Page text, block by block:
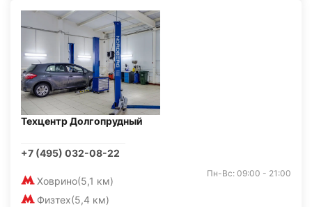
Техцентр Долгопрудный
+7 (495) 032-08-22
Ховрино(5,1 км)
Физтех(5,4 км)
Пн-Вс: 09:00 - 21:00